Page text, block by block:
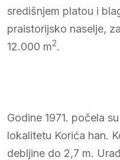
središnjem platou i
praistorijsko naselje,
12.000 m2.
Godine 1971. počela
lokalitetu Korića han.
debljine do 2,7 m.